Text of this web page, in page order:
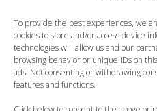
To provide the best experiences, we
cookies to store and/or access device
technologies will allow us and our
browsing behavior or unique IDs on
ads. Not consenting or withdrawing
features and functions.
Influenza H1N1, il
rischio di contagio è
maggiore…
li